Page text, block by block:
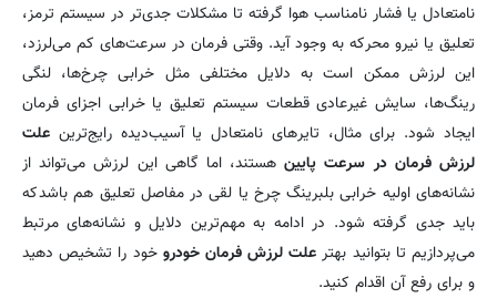
نامتعادل یا فشار نامناسب هوا گرفته تا مشکلات جدی‌تر در سیستم ترمز،
تعلیق یا نیرو محرکه به وجود آید. وقتی فرمان در سرعت‌های کم می‌لرزد،
این لرزش ممکن است به دلایل مختلفی مثل خرابی چرخ‌ها، لنگی
رینگ‌ها، سایش غیرعادی قطعات سیستم تعلیق یا خرابی اجزای فرمان
ایجاد شود. برای مثال، تایرهای نامتعادل یا آسیب‌دیده رایج‌ترین علت
لرزش فرمان در سرعت پایینهستند، اما گاهی این لرزش می‌تواند از
نشانه‌های اولیه خرابی بلبرینگ چرخ یا لقی در مفاصل تعلیق هم باشد که
باید جدی گرفته شود. در ادامه به مهم‌ترین دلایل و نشانه‌های مرتبط
می‌پردازیم تا بتوانید بهتر علت لرزش فرمان خودرو خود را تشخیص دهید
و برای رفع آن اقدام کنید.